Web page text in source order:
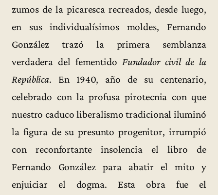
zumos de la picaresca recreados, desde luego,
en sus individualísimos moldes, Fernando
González trazó la primera semblanza
verdadera del fementido Fundador civil de la
República. En 1940, año de su centenario,
celebrado con la profusa pirotecnia con que
nuestro caduco liberalismo tradicional iluminó
la figura de su presunto progenitor, irrumpió
con reconfortante insolencia el libro de
Fernando González para abatir el mito y
enjuiciar el dogma. Esta obra fue el